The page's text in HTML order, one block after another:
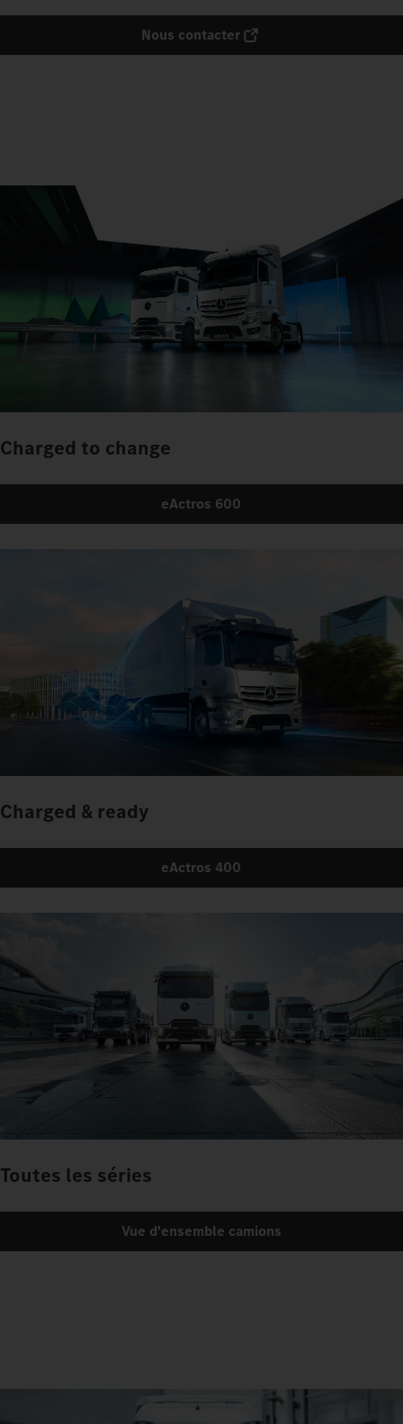
Nous contacter
Charged to change
eActros 600
Charged & ready
eActros 400
Toutes les séries
Vue d'ensemble camions